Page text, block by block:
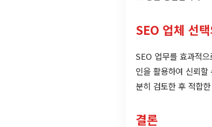
SEO 업체 선
SEO 업무를 효과적
인을 활용하여 신뢰
분히 검토한 후 적합
결론